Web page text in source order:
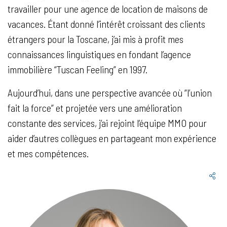
travailler pour une agence de location de maisons de
vacances. Étant donné l’intérêt croissant des clients
étrangers pour la Toscane, j’ai mis à profit mes
connaissances linguistiques en fondant l’agence
immobilière “Tuscan Feeling” en 1997.
Aujourd’hui, dans une perspective avancée où “l’union
fait la force” et projetée vers une amélioration
constante des services, j’ai rejoint l’équipe MMO pour
aider d’autres collègues en partageant mon expérience
et mes compétences.